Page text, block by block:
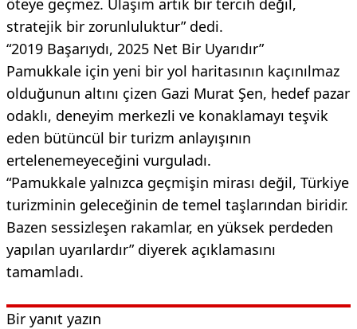
stratejik bir zorunluluktur” dedi.
“2019 Başarıydı, 2025 Net Bir Uyarıdır”
Pamukkale için yeni bir yol haritasının kaçınılmaz
olduğunun altını çizen Gazi Murat Şen, hedef pazar
odaklı, deneyim merkezli ve konaklamayı teşvik
eden bütüncül bir turizm anlayışının
ertelenemeyeceğini vurguladı.
“Pamukkale yalnızca geçmişin mirası değil, Türkiye
turizminin geleceğinin de temel taşlarından biridir.
Bazen sessizleşen rakamlar, en yüksek perdeden
yapılan uyarılardır” diyerek açıklamasını
tamamladı.
Bir yanıt yazın